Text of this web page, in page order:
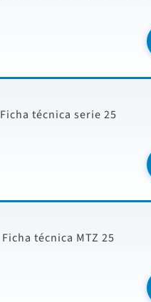
Ficha técnica serie 25
Ficha técnica MTZ 25